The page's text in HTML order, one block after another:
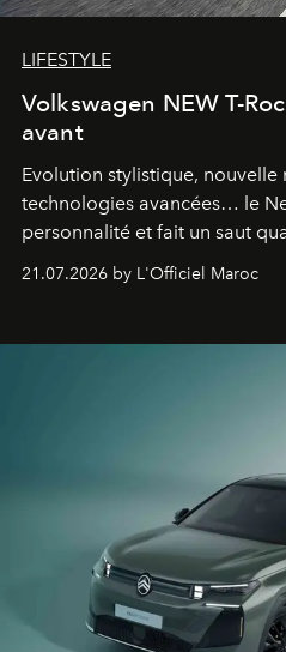
LIFESTYLE
Volkswagen NEW T-
avant
Evolution stylistique, nouvelle
technologies avancées… le
personnalité et fait un saut
fétiche pour le rendre plus
21.07.2026 by L'Officiel Maroc